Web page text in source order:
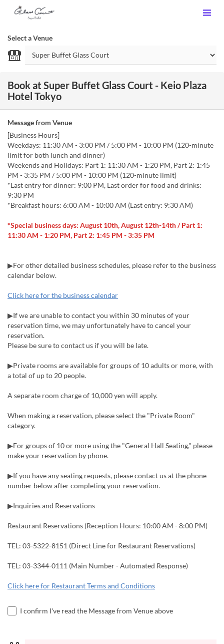
Select a Venue
Book at Super Buffet Glass Court - Keio Plaza
Hotel Tokyo
Message from Venue
[Business Hours]
Weekdays: 11:30 AM - 3:00 PM / 5:00 PM - 10:00 PM (120-minute
limit for both lunch and dinner)
Weekends and Holidays: Part 1: 11:30 AM - 1:20 PM, Part 2: 1:45
PM - 3:35 PM / 5:00 PM - 10:00 PM (120-minute limit)
*Last entry for dinner: 9:00 PM, Last order for food and drinks:
9:30 PM
*Breakfast hours: 6:00 AM - 10:00 AM (Last entry: 9:30 AM)
*Special business days: August 10th, August 12th-14th / Part 1:
11:30 AM - 1:20 PM, Part 2: 1:45 PM - 3:35 PM
▶For other detailed business schedules, please refer to the business
calendar below.
Click here for the business calendar
▶If we are unable to contact you within 30 minutes of your
reservation time, we may unfortunately have to cancel your
reservation.
Please be sure to contact us if you will be late.
▶Private rooms are available for groups of 10 adults or more, with
a total of up to 20 people.
A separate room charge of 10,000 yen will apply.
When making a reservation, please select the "Private Room"
category.
▶For groups of 10 or more using the "General Hall Seating," please
make your reservation by phone.
▶If you have any seating requests, please contact us at the phone
number below after completing your reservation.
▶Inquiries and Reservations
Restaurant Reservations (Reception Hours: 10:00 AM - 8:00 PM)
TEL: 03-5322-8151 (Direct Line for Restaurant Reservations)
TEL: 03-3344-0111 (Main Number - Automated Response)
Click here for Restaurant Terms and Conditions
I confirm I've read the Message from Venue above